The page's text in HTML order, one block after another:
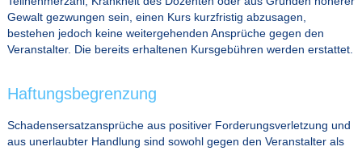
Gewalt gezwungen sein, einen Kurs kurzfristig abzusagen,
bestehen jedoch keine weitergehenden Ansprüche gegen den
Veranstalter. Die bereits erhaltenen Kursgebühren werden erstattet.
Haftungsbegrenzung
Schadensersatzansprüche aus positiver Forderungsverletzung und
aus unerlaubter Handlung sind sowohl gegen den Veranstalter als